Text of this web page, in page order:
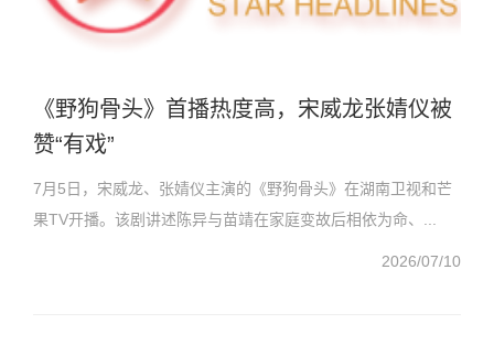
《野狗骨头》首播热度高，宋威龙张婧仪被
赞“有戏”
7月5日，宋威龙、张婧仪主演的《野狗骨头》在湖南卫视和芒
果TV开播。该剧讲述陈异与苗靖在家庭变故后相依为命、...
2026/07/10